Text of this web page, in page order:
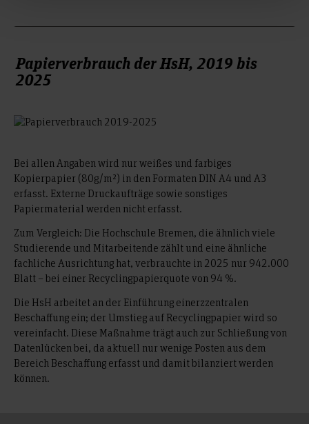
Papierverbrauch der HsH, 2019 bis
2025
Bei allen Angaben wird nur weißes und farbiges
Kopierpapier (80g/m²) in den Formaten DIN A4 und A3
erfasst. Externe Druckaufträge sowie sonstiges
Papiermaterial werden nicht erfasst.
Zum Vergleich: Die Hochschule Bremen, die ähnlich viele
Studierende und Mitarbeitende zählt und eine ähnliche
fachliche Ausrichtung hat, verbrauchte in 2025 nur 942.000
Blatt – bei einer Recyclingpapierquote von 94 %.
Die HsH arbeitet an der Einführung einerzzentralen
Beschaffung ein; der Umstieg auf Recyclingpapier wird so
vereinfacht. Diese Maßnahme trägt auch zur Schließung von
Datenlücken bei, da aktuell nur wenige Posten aus dem
Bereich Beschaffung erfasst und damit bilanziert werden
können.